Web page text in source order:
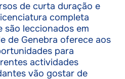
de curta duração e
completa
são leccionados em
de Genebra oferece aos
para
actividades
vão gostar de